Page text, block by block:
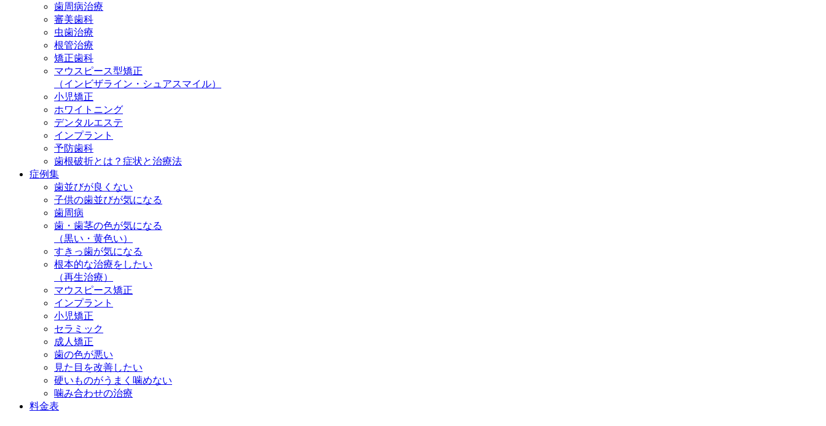
歯周病治療
審美歯科
虫歯治療
根管治療
矯正歯科
マウスピース型矯正
（インビザライン・シュアスマイル）
小児矯正
ホワイトニング
デンタルエステ
インプラント
予防歯科
歯根破折とは？症状と治療法
症例集
歯並びが良くない
子供の歯並びが気になる
歯周病
歯・歯茎の色が気になる
（黒い・黄色い）
すきっ歯が気になる
根本的な治療をしたい
（再生治療）
マウスピース矯正
インプラント
小児矯正
セラミック
成人矯正
歯の色が悪い
見た目を改善したい
硬いものがうまく噛めない
噛み合わせの治療
料金表